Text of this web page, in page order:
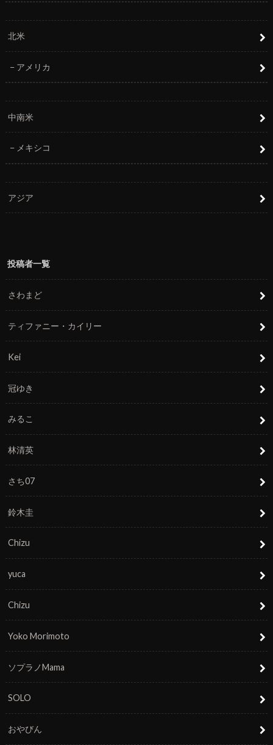
北米
アメリカ
中南米
メキシコ
アジア
投稿者一覧
さわまど
ティファニー・カイリー
Kei
冠ゆき
みるこ
林清英
さち07
鈴木圭
Chizu
yuca
Chizu
Yoko Morimoto
ソプラノMama
SOLO
おやびん